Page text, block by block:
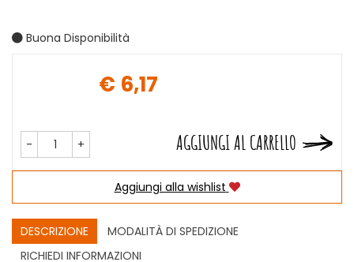
Buona Disponibilità
€ 6,17
- + AGGIUNGI AL CARRELLO
Aggiungi alla wishlist
DESCRIZIONE
MODALITÀ DI SPEDIZIONE
RICHIEDI INFORMAZIONI